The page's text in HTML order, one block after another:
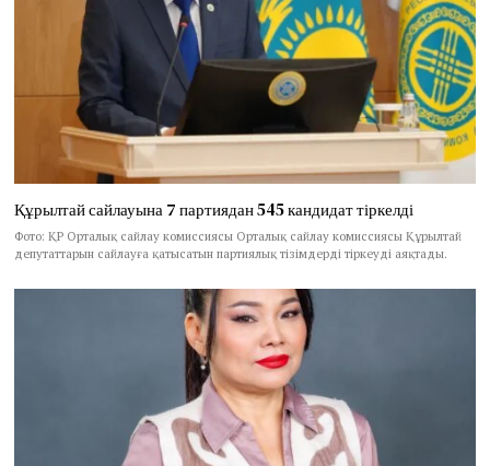
Құрылтай сайлауына 7 партиядан 545 кандидат тіркелді
Фото: ҚР Орталық сайлау комиссиясы Орталық сайлау комиссиясы Құрылтай
депутаттарын сайлауға қатысатын партиялық тізімдерді тіркеуді аяқтады.